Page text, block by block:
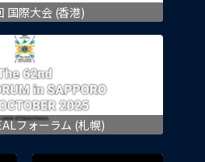
国際大会 (香港)
フォーラム (札幌)